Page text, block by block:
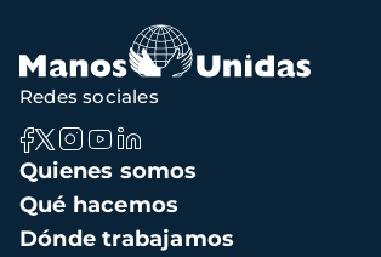
Navegación
principal
Quienes somos
Qué hacemos
Dónde trabajamos
Redes sociales